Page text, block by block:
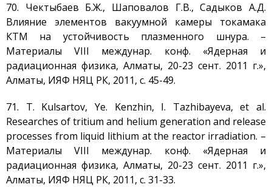
70. Чектыбаев Б.Ж., Шаповалов Г.В., Садыков А.Д.
Влияние элементов вакуумной камеры токамака
КТМ на устойчивость плазменного шнура. –
Материалы VIII междунар. конф. «Ядерная и
радиационная физика, Алматы, 20-23 сент. 2011 г.»,
Алматы, ИЯФ НЯЦ РК, 2011, с. 45-49.
71. T. Kulsartov, Ye. Kenzhin, I. Tazhibayeva, et al.
Researches of tritium and helium generation and release
processes from liquid lithium at the reactor irradiation. –
Материалы VIII междунар. конф. «Ядерная и
радиационная физика, Алматы, 20-23 сент. 2011 г.»,
Алматы, ИЯФ НЯЦ РК, 2011, с. 31-33.